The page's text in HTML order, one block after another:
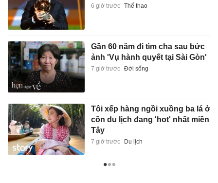
6 giờ trước Thể thao
Gần 60 năm đi tìm cha sau bức
ảnh 'Vụ hành quyết tại Sài Gòn'
7 giờ trước Đời sống
Tôi xếp hàng ngồi xuồng ba lá ở
cồn du lịch đang 'hot' nhất miền
Tây
7 giờ trước Du lịch